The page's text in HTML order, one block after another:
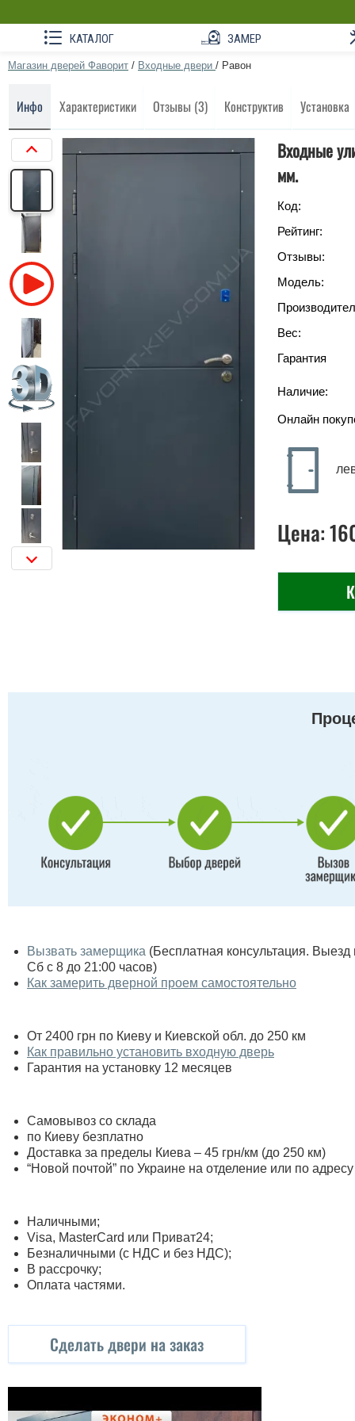
КАТАЛОГ ЗАМЕР
Магазин дверей Фаворит / Входные двери / Равон
Инфо Характеристики Отзывы (3) Конструктив Установка
Входные
мм.
Код:
Рейтинг:
Отзывы:
Модель:
Вес:
Гарантия
Наличие:
Онлайн
Цена:
Вызвать замерщика (Бесплатная консультация.
Сб с 8 до 21:00 часов)
Как замерить дверной проем самостоятельно
От 2400 грн по Киеву и Киевской обл. до 250 км
Как правильно установить входную дверь
Гарантия на установку 12 месяцев
Самовывоз со склада
по Киеву безплатно
Доставка за пределы Киева – 45 грн/км (до 250 км)
“Новой почтой” по Украине на отделение или по адресу
Наличными;
Visa, MasterСard или Приват24;
Безналичными (с НДС и без НДС);
В рассрочку;
Оплата частями.
Сделать двери на заказ